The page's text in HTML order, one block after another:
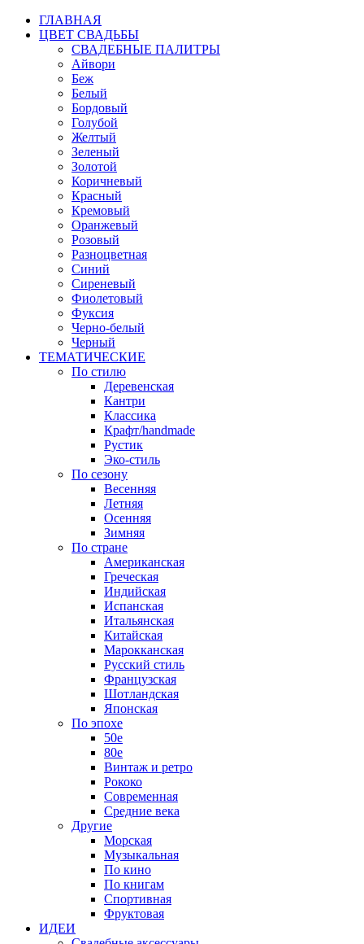
ГЛАВНАЯ
ЦВЕТ СВАДЬБЫ
СВАДЕБНЫЕ ПАЛИТРЫ
Айвори
Беж
Белый
Бордовый
Голубой
Желтый
Зеленый
Золотой
Коричневый
Красный
Кремовый
Оранжевый
Розовый
Разноцветная
Синий
Сиреневый
Фиолетовый
Фуксия
Черно-белый
Черный
ТЕМАТИЧЕСКИЕ
По стилю
Деревенская
Кантри
Классика
Крафт/handmade
Рустик
Эко-стиль
По сезону
Весенняя
Летняя
Осенняя
Зимняя
По стране
Американская
Греческая
Индийская
Испанская
Итальянская
Китайская
Марокканская
Русский стиль
Французская
Шотландская
Японская
По эпохе
50е
80е
Винтаж и ретро
Рококо
Современная
Средние века
Другие
Морская
Музыкальная
По кино
По книгам
Спортивная
Фруктовая
ИДЕИ